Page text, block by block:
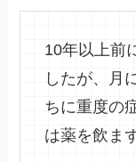
10年以上前
したが、月
ちに重度の
は薬を飲ま